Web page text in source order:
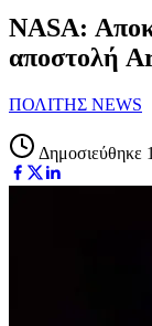
NASA:
αποστολή
ΠΟΛΙΤΗΣ NEWS
Δημοσιεύθηκε